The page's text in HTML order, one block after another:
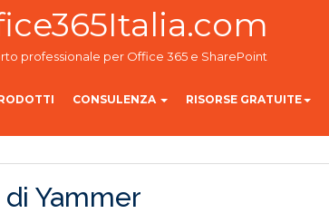
professionale per Office 365 e SharePoint
CONSULENZA RISORSE GRATUITE
Yammer